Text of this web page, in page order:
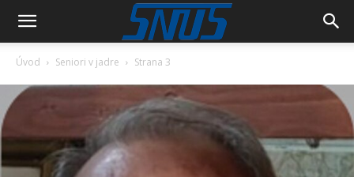
Úvod Seniori v jadre Strana 3